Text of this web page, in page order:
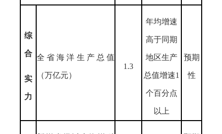
综
合
实
力
全省海洋生产总值
（万亿元）
1.3
年均增速
高于同期
地区生产
总值增速1
个百分点
以上
预期
性